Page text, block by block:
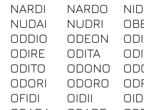
NARDI
NARDO
NUDAI
NUDRI
ODDIO
ODEON
ODIRE
ODITA
ODITO
ODONO
ODORI
ODORO
OFIDI
OIDII